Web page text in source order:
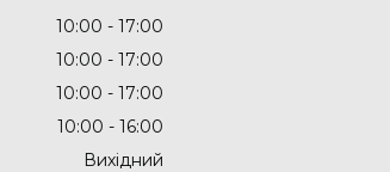
10:00
17:00
10:00
17:00
10:00
17:00
10:00
16:00
Вихідний